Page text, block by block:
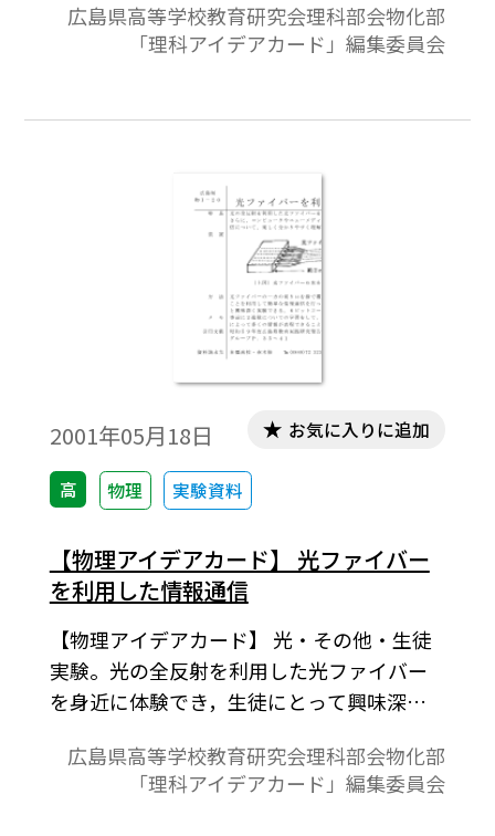
原理や分光分析への興味付けをする。電球
色の蛍光灯というのがある。電球の色の暖
器具である。しかし，発光の原理は，電球
体（フィラメント）から出る連続スペクト
ルであり，ほぼ白色である。一方，蛍光灯
の電球色は，光の三原色を出す蛍光物質を
うまく混合して蛍光管の内部に塗布してあ
るため，人の目には同じような色に見える
だけである。したがって，蛍光灯の光は線
スペクトルである。このことを用いて，分
光分析への興味をそそり，理解を深める実
験ができる。（2）教室を暗くして，ナトリ
と，色が全く判別できない。次に蛍光灯を
照らすと，鮮やかな色が見える。（3）表面
の凹凸による乱反射について，身近な例で
実験する。（4）全反射の現象をマジック風
に示し，興味をかきたてる。（5）全反射を
利用した光ファイバーの原理を理解する。
（6）屈折率の異なる媒質の境界面では光は
屈折する。（7）高価な測定装置を用いるこ
できる実験である。（8）薄膜による干渉縞
をダイナミックに投影できる。（9）青空や
広島県高等学校教育研究会理科部会物化部
「理科アイデアカード」編集委員会
2001年05月18日
高 物理 実験資料
お気に入りに追加
【物理アイデアカード】 光ファイバー
を利用した情報通信
【物理アイデアカード】 光・その他・生徒
実験。光の全反射を利用した光ファイバー
を身近に体験でき，生徒にとって興味深
アの基本となっている２進法によるデジタ
ル情報通信について，楽しく分かりやすく
広島県高等学校教育研究会理科部会物化部
「理科アイデアカード」編集委員会